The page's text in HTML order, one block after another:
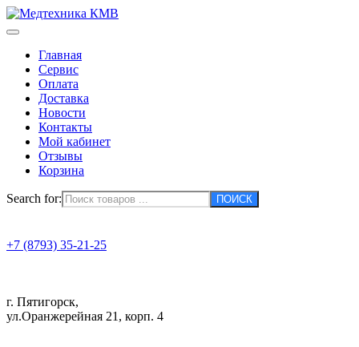
Главная
Сервис
Оплата
Доставка
Новости
Контакты
Мой кабинет
Отзывы
Корзина
Search for:
+7 (8793) 35-21-25
г. Пятигорск,
ул.Оранжерейная 21, корп. 4